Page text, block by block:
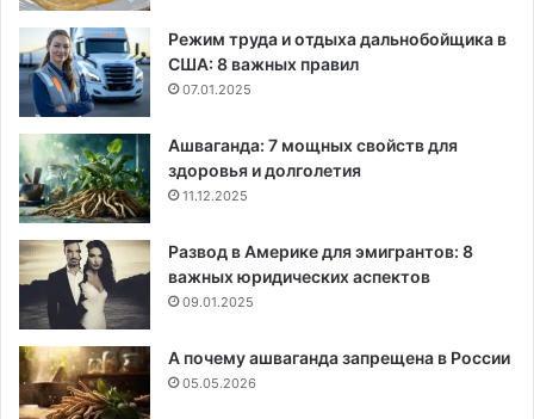
Режим труда и отдыха дальнобойщика в
США: 8 важных правил
07.01.2025
Ашваганда: 7 мощных свойств для
здоровья и долголетия
11.12.2025
Развод в Америке для эмигрантов: 8
важных юридических аспектов
09.01.2025
А почему ашваганда запрещена в России
05.05.2026